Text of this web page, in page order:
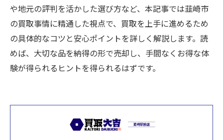
や地元の評判を活かした選び方など、本記事では韮崎市
の買取事情に精通した視点で、買取を上手に進めるため
の具体的なコツと安心ポイントを詳しく解説します。読
めば、大切な品を納得の形で売却し、手間なくお得な体
験が得られるヒントを得られるはずです。